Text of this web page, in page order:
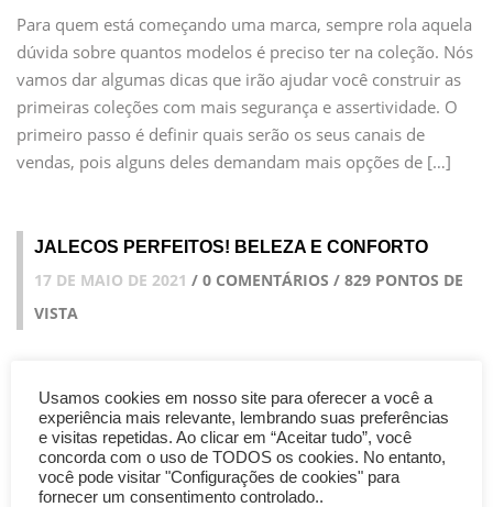
Para quem está começando uma marca, sempre rola aquela
dúvida sobre quantos modelos é preciso ter na coleção. Nós
vamos dar algumas dicas que irão ajudar você construir as
primeiras coleções com mais segurança e assertividade. O
primeiro passo é definir quais serão os seus canais de
vendas, pois alguns deles demandam mais opções de […]
JALECOS PERFEITOS! BELEZA E CONFORTO
17 DE MAIO DE 2021 / 0 COMENTÁRIOS / 829 PONTOS DE
VISTA
Usamos cookies em nosso site para oferecer a você a
experiência mais relevante, lembrando suas preferências
e visitas repetidas. Ao clicar em “Aceitar tudo”, você
concorda com o uso de TODOS os cookies. No entanto,
você pode visitar "Configurações de cookies" para
fornecer um consentimento controlado..